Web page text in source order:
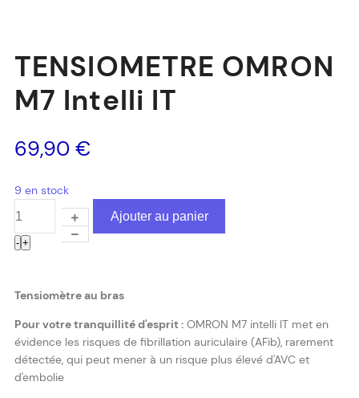
TENSIOMETRE OMRON
M7 Intelli IT
69,90 €
9 en stock
- +
Ajouter au panier
Tensiomètre au bras
Pour votre tranquillité d'esprit : OMRON M7 intelli IT met en
évidence les risques de fibrillation auriculaire (AFib), rarement
détectée, qui peut mener à un risque plus élevé d'AVC et
d'embolie